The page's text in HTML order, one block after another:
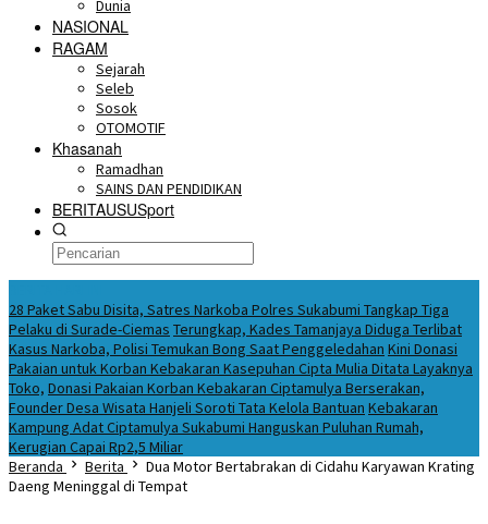
Dunia
NASIONAL
RAGAM
Sejarah
Seleb
Sosok
OTOMOTIF
Khasanah
Ramadhan
SAINS DAN PENDIDIKAN
BERITAUSUSport
28 Paket Sabu Disita, Satres Narkoba Polres Sukabumi Tangkap Tiga
Pelaku di Surade-Ciemas Terungkap, Kades Tamanjaya Diduga Terlibat
Kasus Narkoba, Polisi Temukan Bong Saat Penggeledahan Kini Donasi
Pakaian untuk Korban Kebakaran Kasepuhan Cipta Mulia Ditata Layaknya
Toko, Donasi Pakaian Korban Kebakaran Ciptamulya Berserakan,
Founder Desa Wisata Hanjeli Soroti Tata Kelola Bantuan Kebakaran
Kampung Adat Ciptamulya Sukabumi Hanguskan Puluhan Rumah,
Kerugian Capai Rp2,5 Miliar
Beranda
Berita
Dua Motor Bertabrakan di Cidahu Karyawan Krating
Daeng Meninggal di Tempat